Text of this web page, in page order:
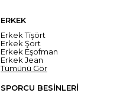
ERKEK
Erkek Tişört
Erkek Şort
Erkek Eşofman
Erkek Jean
Tümünü Gör
SPORCU BESİNLERİ